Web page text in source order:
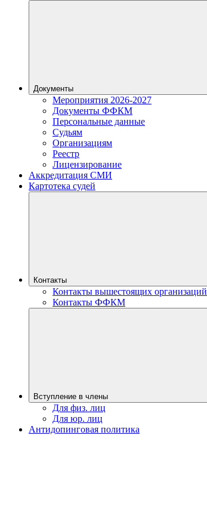
Документы
Мероприятия 2026-2027
Документы ФФКМ
Персональные данные
Судьям
Организациям
Реестр
Лицензирование
Аккредитация СМИ
Картотека судей
Контакты
Контакты вышестоящих организаций
Контакты ФФКМ
Вступление в члены
Для физ. лиц
Для юр. лиц
Антидопинговая политика